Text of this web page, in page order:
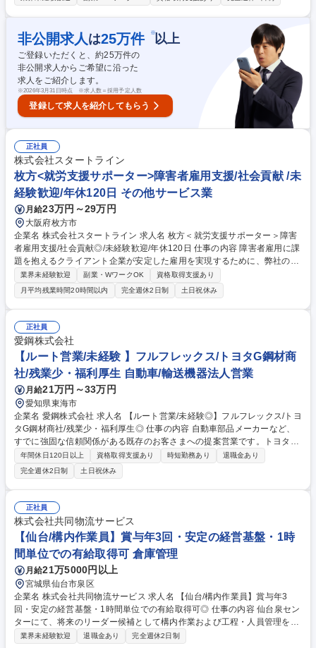
（INCLUに常駐する障害者マネジメント担当者）」へ向けた障害者マネジ
メントのサポートと、「管理者と伴走しながらの障害者サポート」行って
いただきます。また、必要に応じて本社人事担当者とのINCLU運営に関す
る報告・連絡・相談や障害者雇用に関するアドバイスなども行います。
例：管理者面談、管理者と障害者の面談への同席サポート、人事担当者に
向けた成果物活用方法の相談等 募集職種 八王子＜就労支援サポーター＞
農園型障害者雇用支援/未経験歓迎/年休120日
非公開求人 は25万件 ※以上
ご登録いただくと、約25万件の
非公開求人からご希望に沿った
求人をご紹介します。
※2026年3月31日時点 ※求人数＝採用予定人数
登録して求人を紹介してもらう
正社員
株式会社スタートライン
枚方<就労支援サポーター>障害者雇用支援/社会貢献 /未
経験歓迎/年休120日 その他サービス業
月給23万円～29万円
大阪府枚方市
企業名 株式会社スタートライン 求人名 枚方＜就労支援サポーター＞障害
者雇用支援/社会貢献◎/未経験歓迎/年休120日 仕事の内容 障害者雇用に課
題を抱えるクライアント企業が安定した雇用を実現するために、弊社の屋
内農園型障害者雇用支援サービスIBUKIでの就労/運営サポート業務をお任
せします。具体手的にはIBUKIを利用するクライアント 企業の「管理者（I
BUKIに常駐する障害者マネジメント担当者）」へ向けた障害者マネジメ
ントのサポートと、「管理者と伴走しながらの障害者サポート」行ってい
ただきます。また、必要に応じて本社人事担当者とのIBUKI運営に関する
報告・連絡・相談や障害者雇用に関するアドバイスなども行います。例：
管理者面談、管理者と障害者の面談への同席サポート、人事担当者に向け
た成果物活用方法の相談等 募集職種 枚方＜就労支援サポーター＞障害者
雇用支援/社会貢献◎/未経験歓迎/年休120日
業界未経験歓迎 副業・WワークOK
資格取得支援あり
月平均残業時間20時間以内
完全週休2日制 土日祝休み
正社員
愛鋼株式会社
【ルート営業/未経験 】フルフレックス/トヨタG鋼材商
社/残業少・福利厚生 自動車/輸送機器法人営業
月給21万円～33万円
愛知県東海市
企業名 愛鋼株式会社 求人名 【ルート営業/未経験◎】フルフレックス/トヨ
タG鋼材商社/残業少・福利厚生◎ 仕事の内容 自動車部品メーカーなど、
すでに強固な信頼関係がある既存のお客さまへの提案営業です。トヨタグ
ループの基盤を活かし、ステンレス構造物や輸送機器分野を支えるやりが
いのある仕事です。 【具体的な業務内容】 ・顧客（主にトヨタ系部品メ
ーカー等）への定期訪問 ・ニーズのヒアリング、提案、プレゼン ・見積
書・提案書の作成、価格交渉、契約締結 ・納品確認・フォローアップ ・
愛知製鋼や協力会社との連携調整など 募集職種 【ルート営業/未経験◎】
フルフレックス/トヨタG鋼材商社/残業少・福利厚生◎
年間休日120日以上 資格取得支援あり 時短勤務あり
退職金あり
完全週休2日制
土日祝休み
正社員
株式会社共同物流サービス
【仙台/構内作業員】賞与年3回・安定の経営基盤・1時
間単位での有給取得可 倉庫管理
月給21万5000円以上
宮城県仙台市泉区
企業名 株式会社共同物流サービス 求人名 【仙台/構内作業員】賞与年3
回・安定の経営基盤・1時間単位での有給取得可◎ 仕事の内容 仙台泉セン
ターにて、将来のリーダー候補として構内作業および工程・人員管理をお
任せします。現場実務からスタートし、将来的には生産性向上や安全衛生
業界未経験歓迎 退職金あり 完全週休2日制